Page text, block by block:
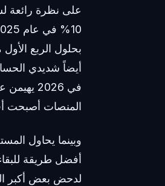
أيضاً شديدي
في 2026
المنصات أصبحت
وبينما يحاول
أفضل طريقة
لدحض بعض أكبر